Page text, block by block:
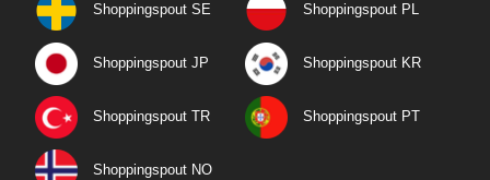
Shoppingspout SE Shoppingspout PL
Shoppingspout JP Shoppingspout KR
Shoppingspout TR Shoppingspout PT
Shoppingspout NO